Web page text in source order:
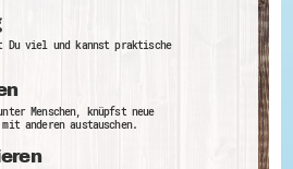
Du viel und kannst praktische
Menschen, knüpfst neue
anderen austauschen.